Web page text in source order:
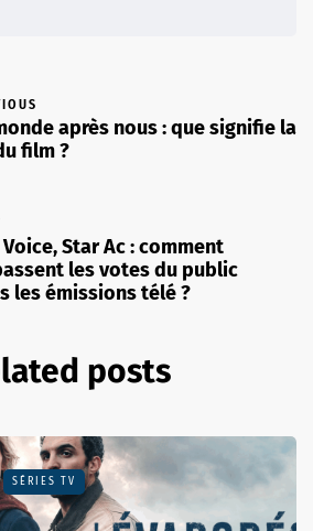
après nous : que signifie la
film ?
Star Ac : comment
les votes du public
les émissions télé ?
posts
SÉRIES TV